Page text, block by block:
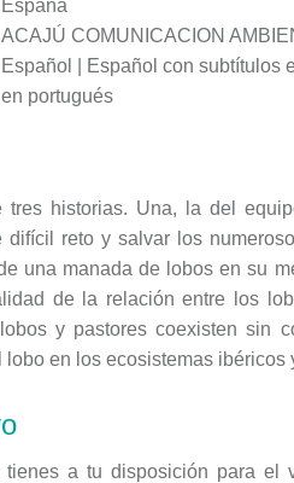
España
ACAJÚ COMUNICACION
Español | Español con subtítulos
en portugués
tres historias. Una, la del
difícil reto y salvar los
una manada de lobos en su
de la relación entre los
y pastores coexisten sin
en los ecosistemas
tienes a tu disposición para